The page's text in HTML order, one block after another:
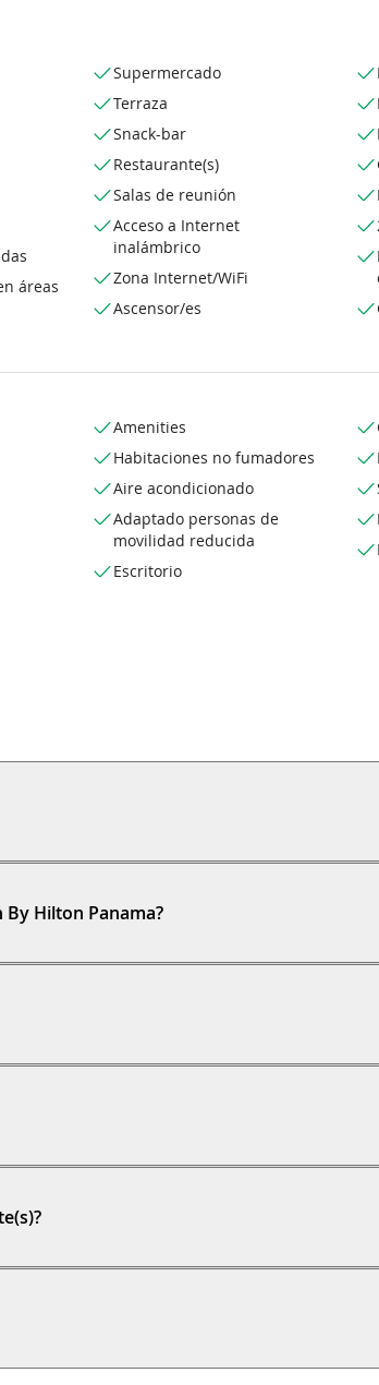
áreas
Supermercado
Terraza
Snack-bar
Restaurante(s)
Salas de reunión
Acceso a Internet
inalámbrico
Zona Internet/WiFi
Ascensor/es
Amenities
Habitaciones no fumadores
Aire acondicionado
Adaptado personas de
movilidad reducida
Escritorio
Hilton Panama?